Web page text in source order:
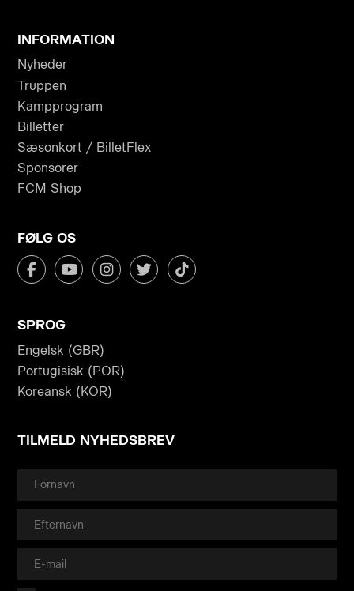
INFORMATION
Nyheder
Truppen
Kampprogram
Billetter
Sæsonkort / BilletFlex
Sponsorer
FCM Shop
FØLG OS
SPROG
Engelsk (GBR)
Portugisisk (POR)
Koreansk (KOR)
TILMELD NYHEDSBREV